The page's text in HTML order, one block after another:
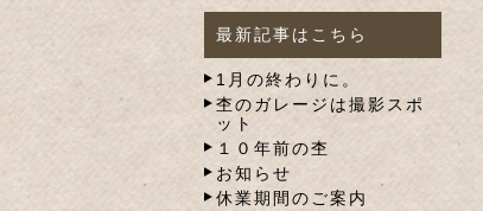
最新記事はこちら
1月の終わりに。
杢のガレージは撮影スポ
ット
１０年前の杢
お知らせ
休業期間のご案内